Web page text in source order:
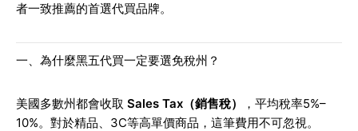
者一致推薦的首選代買品牌。
一、為什麼黑五代買一定要選免稅州？
美國多數州都會收取 Sales Tax（銷售稅）
，平均稅率5%–
10%。對於精品、3C等高單價商品，這筆費用不可忽視。